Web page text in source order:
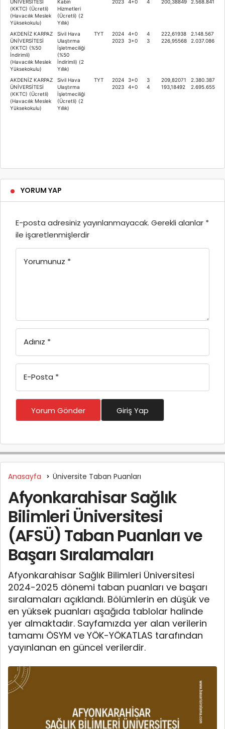
ÜNİVERSİTESİ
(KKTC) (Ücretli)
(Havacılık Meslek
Yüksekokulu)
Kabin
Hizmetleri
(Ücretli) (2
Yıllık)
2023 4+0 4 200,38849 2.568.841
AKDENİZ KARPAZ
ÜNİVERSİTESİ
(KKTC) (%50
İndirimli)
(Havacılık Meslek
Yüksekokulu)
Sivil Hava
Ulaştırma
İşletmeciliği
(%50
İndirimli) (2
Yıllık)
TYT
2024
2023
4+0
3+0
4
3
222,61938
226,95568
2.148.567
2.037.086
AKDENİZ KARPAZ
ÜNİVERSİTESİ
(KKTC) (Ücretli)
(Havacılık Meslek
Yüksekokulu)
Sivil Hava
Ulaştırma
İşletmeciliği
(Ücretli) (2
Yıllık)
TYT
2024
2023
3+0
4+0
3
4
209,82071
193,18492
2.380.387
2.695.655
YORUM YAP
E-posta adresiniz yayınlanmayacak. Gerekli alanlar *
ile işaretlenmişlerdir
Yorumunuz *
Adınız *
E-Posta *
Yorum Gönder Giriş Yap
Anasayfa Üniversite Taban Puanları
Afyonkarahisar Sağlık
Bilimleri Üniversitesi
(AFSÜ) Taban Puanları ve
Başarı Sıralamaları
Afyonkarahisar Sağlık Bilimleri Üniversitesi
2024-2025 dönemi taban puanları ve başarı
sıralamaları açıklandı. Bölümlerin en düşük ve
en yüksek puanları aşağıda tablolar halinde
yer almaktadır. Sayfamızda yer alan verilerin
tamamı ÖSYM ve YÖK-YÖKATLAS tarafından
yayınlanan en güncel verilerdir.